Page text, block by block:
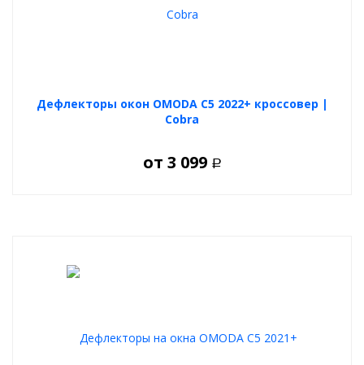
Дефлекторы окон OMODA C5 2022+ кроссовер |
Cobra
от 3 099 Р